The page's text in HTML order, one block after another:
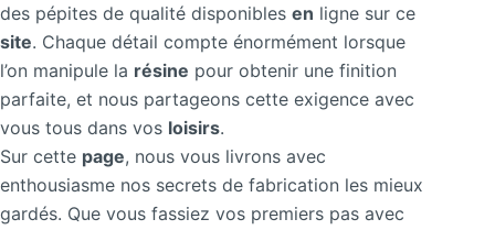
des pépites de qualité disponibles en ligne sur ce
site. Chaque détail compte énormément lorsque
l’on manipule la résine pour obtenir une finition
parfaite, et nous partageons cette exigence avec
vous tous dans vos loisirs.
Sur cette page, nous vous livrons avec
enthousiasme nos secrets de fabrication les mieux
gardés. Que vous fassiez vos premiers pas avec